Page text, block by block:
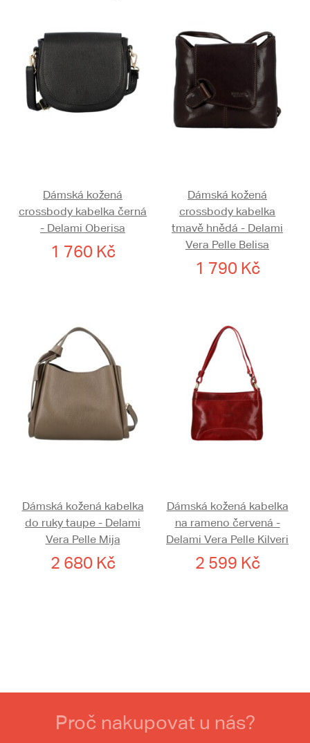
Dámská kožená
crossbody kabelka černá
- Delami Oberisa
1 760 Kč
Dámská kožená
crossbody kabelka
tmavě hnědá - Delami
Vera Pelle Belisa
1 790 Kč
Dámská kožená kabelka
do ruky taupe - Delami
Vera Pelle Mija
2 680 Kč
Dámská kožená kabelka
na rameno červená -
Delami Vera Pelle Kilveri
2 599 Kč
Proč nakupovat u nás?